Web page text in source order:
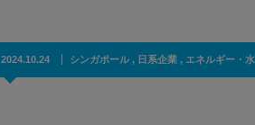
2024.10.24 シンガポール, 日系企業 , エネルギー・水